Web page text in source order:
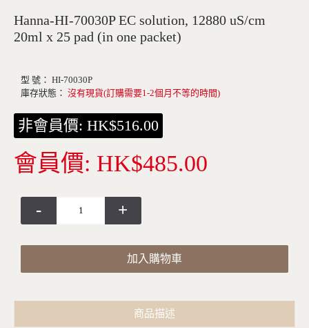
沒有現貨(訂購需要1-2個月不等的時間)
Hanna-HI-70030P EC solution, 12880 uS/cm
20ml x 25 pad (in one packet)
型 號： HI-70030P
庫存狀態： 沒有現貨(訂購需要1-2個月不等的時間)
非會員價: HK$516.00
會員價: HK$485.00
- +
加入購物車
商品描述